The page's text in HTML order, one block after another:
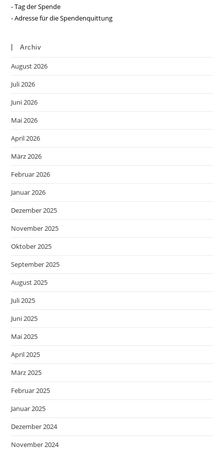
- Tag der Spende
- Adresse für die Spendenquittung
Archiv
August 2026
Juli 2026
Juni 2026
Mai 2026
April 2026
März 2026
Februar 2026
Januar 2026
Dezember 2025
November 2025
Oktober 2025
September 2025
August 2025
Juli 2025
Juni 2025
Mai 2025
April 2025
März 2025
Februar 2025
Januar 2025
Dezember 2024
November 2024